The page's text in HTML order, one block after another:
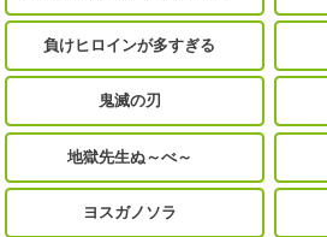
負けヒロインが多すぎる
鬼滅の刃
地獄先生ぬ～べ～
ヨスガノソラ